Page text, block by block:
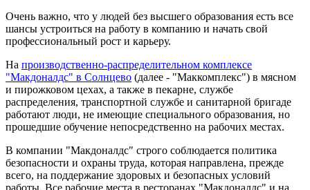
Очень важно, что у людей без высшего образования есть все
шансы устроиться на работу в компанию и начать свой
профессиональный рост и карьеру.
На производственно-распределительном комплексе
"Макдоналдс" в Солнцево (далее - "Маккомплекс") в мясном
и пирожковом цехах, а также в пекарне, службе
распределения, транспортной службе и санитарной бригаде
работают люди, не имеющие специального образования, но
прошедшие обучение непосредственно на рабочих местах.
В компании "Макдоналдс" строго соблюдается политика
безопасности и охраны труда, которая направлена, прежде
всего, на поддержание здоровых и безопасных условий